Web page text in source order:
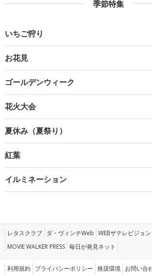
季節特集
いちご狩り
お花見
ゴールデンウィーク
花火大会
夏休み（夏祭り）
紅葉
イルミネーション
レタスクラブ ダ・ヴィンチWeb WEBザテレビジョン
MOVIE WALKER PRESS 毎日が発見ネット
利用規約 プライバシーポリシー 推奨環境 お問い合